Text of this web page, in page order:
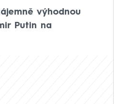
výhodnou
Putin na